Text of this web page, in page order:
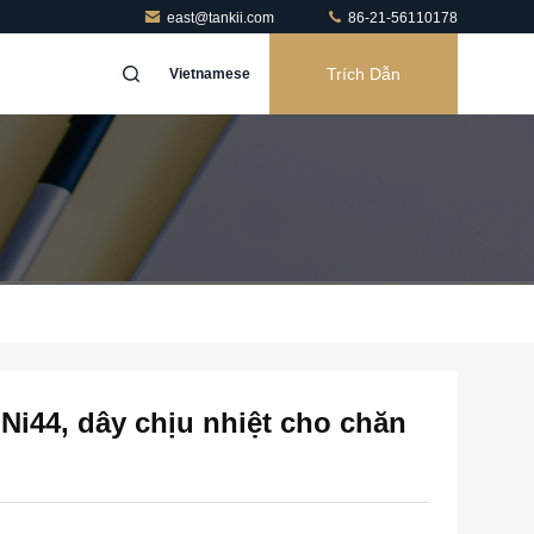
east@tankii.com 86-21-56110178
Vietnamese Trích Dẫn
dây chịu nhiệt cho chăn